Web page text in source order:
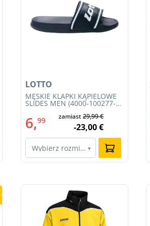
MĘSKIE KLAPKI KĄPIELOWE
SLIDES MEN (4000-100277-
LOTTO
6,99 zamiast29,99 €
-23,00 €
Wybierz rozmiar…
▾